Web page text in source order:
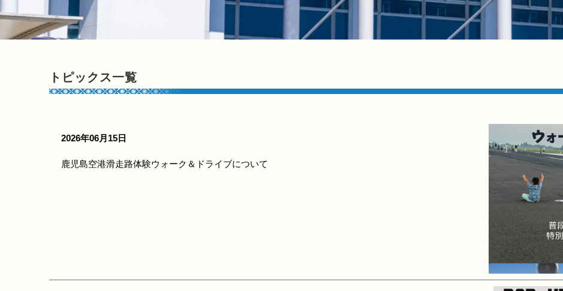
トピックス一覧
2026年06月15日
鹿児島空港滑走路体験ウォーク＆ドライブについて